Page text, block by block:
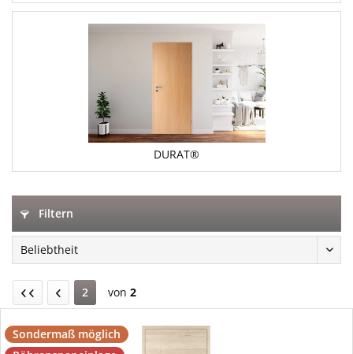
DURAT®
Filtern
2 von 2
Sondermaß möglich